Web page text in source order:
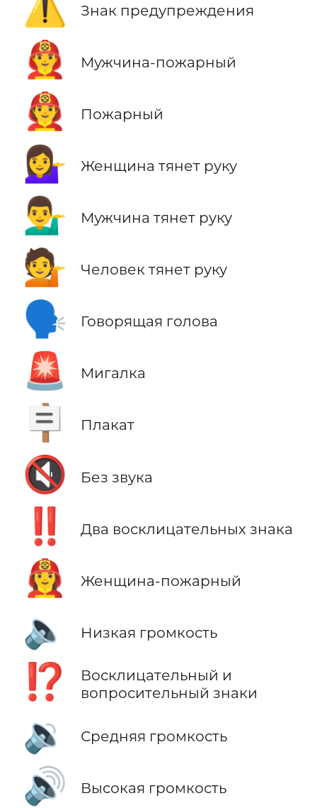
Знак предупреждения
👨‍🚒 Мужчина-пожарный
🧑‍🚒 Пожарный
💁‍♀️ Женщина тянет руку
💁‍♂️ Мужчина тянет руку
💁 Человек тянет руку
🗣️ Говорящая голова
🚨 Мигалка
🪧 Плакат
🔇 Без звука
‼️ Два восклицательных знака
👩‍🚒 Женщина-пожарный
🔈 Низкая громкость
⁉️
Восклицательный и
вопросительный знаки
🔉 Средняя громкость
🔊 Высокая громкость